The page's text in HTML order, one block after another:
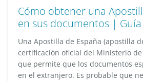
Cómo obtener una
en sus documentos |
Una Apostilla de España (apostilla
certificación oficial del Ministerio de
que permite que los documentos
en el extranjero. Es probable que